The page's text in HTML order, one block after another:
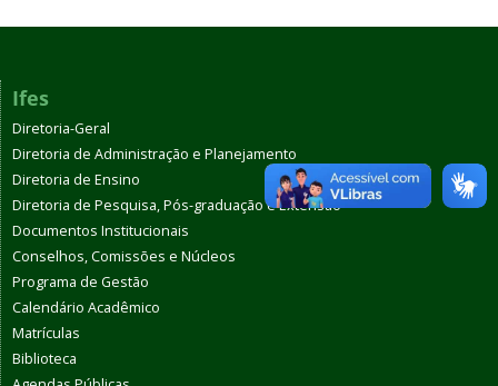
Ifes
Diretoria-Geral
Diretoria de Administração e Planejamento
Diretoria de Ensino
Diretoria de Pesquisa, Pós-graduação e Extensão
Documentos Institucionais
Conselhos, Comissões e Núcleos
Programa de Gestão
Calendário Acadêmico
Matrículas
Biblioteca